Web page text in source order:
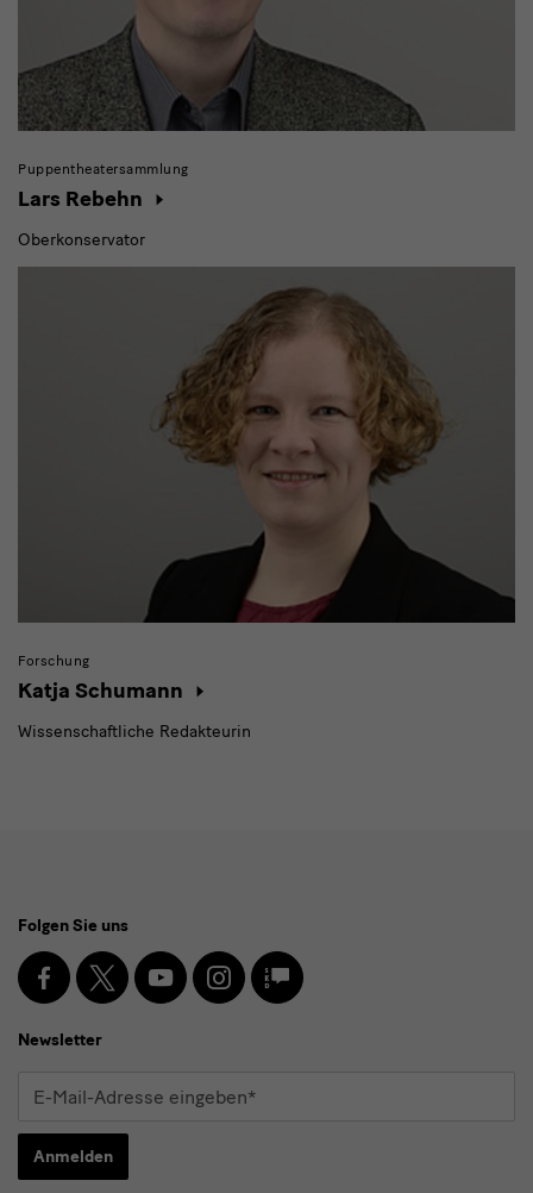
Puppentheatersammlung
Lars Rebehn
Oberkonservator
Forschung
Katja Schumann
Wissenschaftliche Redakteurin
Media
und
Newsletter
Folgen Sie uns
Facebook
X YoutubeInstagramSKD
Blog
Newsletter
E-
Adresse
Anmelden